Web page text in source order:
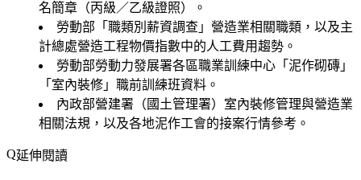
名簡章（丙級／乙級證照）。
勞動部「職類別薪資調查」營造業相關職類，以及主
計總處營造工程物價指數中的人工費用趨勢。
勞動部勞動力發展署各區職業訓練中心「泥作砌磚」
「室內裝修」職前訓練班資料。
內政部營建署（國土管理署）室內裝修管理與營造業
相關法規，以及各地泥作工會的接案行情參考。
延伸閱讀